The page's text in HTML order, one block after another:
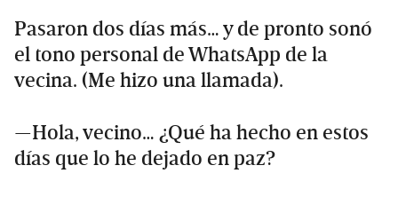
Pasaron dos días más… y de pronto sonó
el tono personal de WhatsApp de la
vecina. (Me hizo una llamada).
—Hola, vecino… ¿Qué ha hecho en estos
días que lo he dejado en paz?